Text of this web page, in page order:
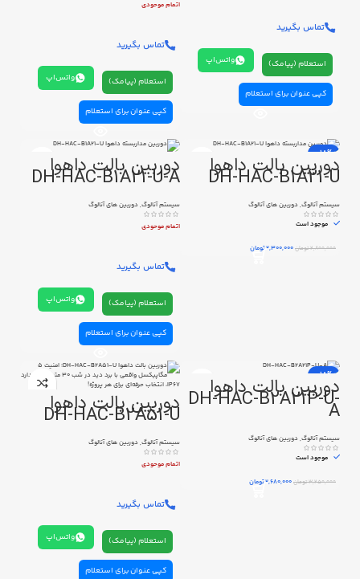
تماس بگیرید
استعلام (پیامک) واتس‌اپ
کپی عنوان برای استعلام
اتمام موحودی
تماس بگیرید
استعلام (پیامک) واتس‌اپ
کپی عنوان برای استعلام
-18%
دوربین بالت داهوا
DH-HAC-B1A21-U
سیستم آنالوگ, دوربین های آنالوگ
موجود است
2,800,000تومان2,300,000تومان
دوربین بالت داهوا
DH-HAC-B1A21-U-A
سیستم آنالوگ, دوربین های آنالوگ
اتمام موحودی
تماس بگیرید
استعلام (پیامک) واتس‌اپ
کپی عنوان برای استعلام
-18%
دوربین بالت داهوا
DH-HAC-B2A21P-U-
A
سیستم آنالوگ, دوربین های آنالوگ
موجود است
3,250,000تومان2,680,000تومان
دوربین بالت داهوا
DH-HAC-B2A51-U
سیستم آنالوگ, دوربین های آنالوگ
اتمام موحودی
تماس بگیرید
استعلام (پیامک) واتس‌اپ
کپی عنوان برای استعلام